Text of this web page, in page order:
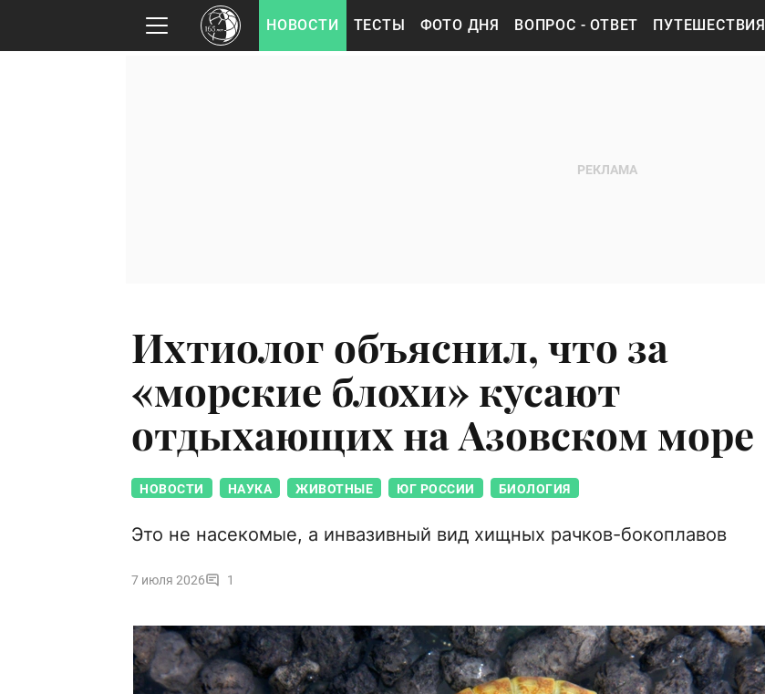
НОВОСТИ ТЕСТЫ ФОТО ДНЯ ВОПРОС - ОТВЕТ ПУТЕШЕСТВИЯ
Ихтиолог объяснил, что за
«морские блохи» кусают
отдыхающих на Азовском море
НОВОСТИ НАУКА ЖИВОТНЫЕ ЮГ РОССИИ БИОЛОГИЯ
Это не насекомые, а инвазивный вид хищных рачков-бокоплавов
7 июля 2026 1